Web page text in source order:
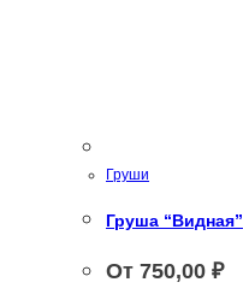
Груши
Груша “Видная”
От 750,00 ₽